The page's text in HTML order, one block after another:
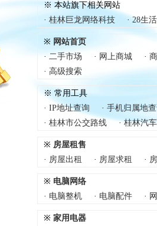
※ 本站旗下相关网站
· 桂林巨龙网络科技 · 28生
※ 网站首页
· 二手市场 · 网上商城 ·
· 高级搜索
※ 常用工具
· IP地址查询 · 手机归属地
· 桂林市公交路线 ·桂林汽
※ 房屋租售
· 房屋出租 · 房屋求租 ·
※ 电脑网络
· 电脑整机 · 电脑配件 ·
※ 家用电器